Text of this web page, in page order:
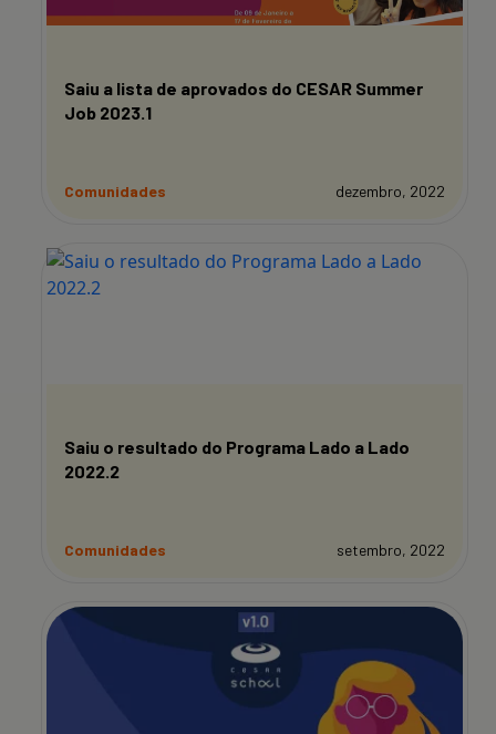
Saiu a lista de aprovados do CESAR Summer
Job 2023.1
Comunidades dezembro, 2022
Saiu o resultado do Programa Lado a Lado
2022.2
Comunidades setembro, 2022